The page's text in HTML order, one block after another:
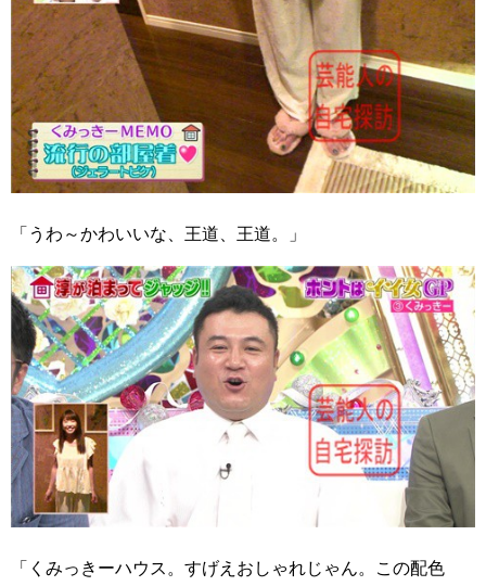
「うわ～かわいいな、王道、王道。」
「くみっきーハウス。すげえおしゃれじゃん。この配色